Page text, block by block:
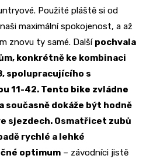
Použité pláště si od
maximální spokojenost, a až
znovu ty samé. Další pochvala
konkrétně ke kombinaci
spolupracujícího s
11-42. Tento bike zvládne
současně dokáže být hodně
sjezdech. Osmatřicet zubů
rychlé a lehké
optimum – závodníci jistě